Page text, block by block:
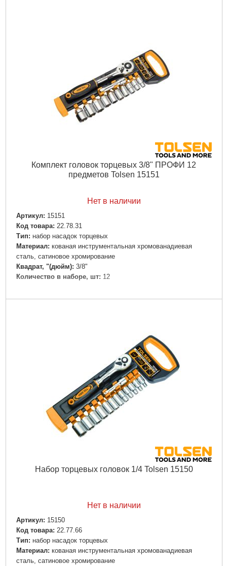
Комплект головок торцевых 3/8" ПРОФИ 12
предметов Tolsen 15151
Нет в наличии
Артикул: 15151
Код товара: 22.78.31
Тип: набор насадок торцевых
Материал: кованая инструментальная хромованадиевая
сталь, сатиновое хромирование
Квадрат, "(дюйм): 3/8"
Количество в наборе, шт: 12
Подробнее...
Набор торцевых головок 1/4 Tolsen 15150
Нет в наличии
Артикул: 15150
Код товара: 22.77.66
Тип: набор насадок торцевых
Материал: кованая инструментальная хромованадиевая
сталь, сатиновое хромирование